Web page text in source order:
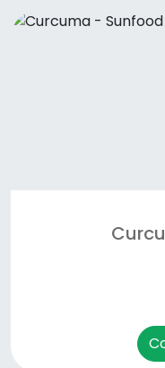
super digestive
Termo Active-